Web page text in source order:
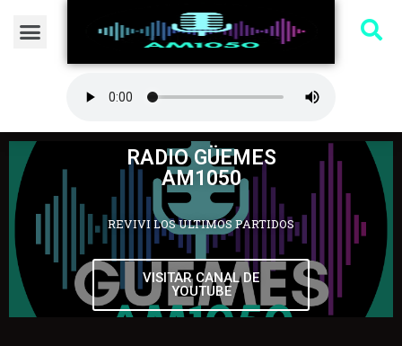
RADIO GÜEMES
AM1050
REVIVI LOS ULTIMOS PARTIDOS
VISITAR CANAL DE
YOUTUBE